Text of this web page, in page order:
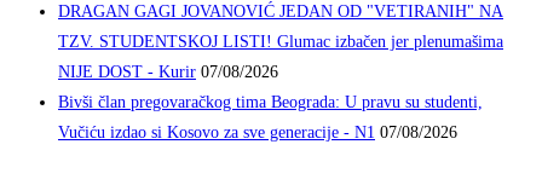
DRAGAN GAGI JOVANOVIĆ JEDAN OD "VETIRANIH" NA
TZV. STUDENTSKOJ LISTI! Glumac izbačen jer plenumašima
NIJE DOST - Kurir 07/08/2026
Bivši član pregovaračkog tima Beograda: U pravu su studenti,
Vučiću izdao si Kosovo za sve generacije - N1 07/08/2026